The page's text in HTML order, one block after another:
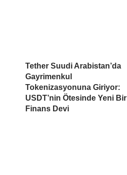
Tether Suudi Arabistan’da
Gayrimenkul
Tokenizasyonuna Giriyor:
USDT’nin Ötesinde Yeni Bir
Finans Devi